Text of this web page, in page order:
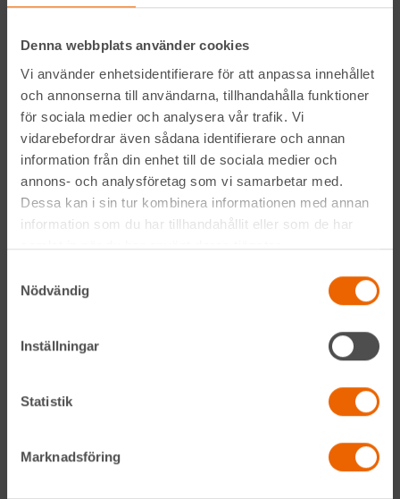
Denna webbplats använder cookies
Vi använder enhetsidentifierare för att anpassa innehållet
och annonserna till användarna, tillhandahålla funktioner
för sociala medier och analysera vår trafik. Vi
vidarebefordrar även sådana identifierare och annan
information från din enhet till de sociala medier och
annons- och analysföretag som vi samarbetar med.
Dessa kan i sin tur kombinera informationen med annan
information som du har tillhandahållit eller som de har
samlat in när du har använt deras tjänster.
Nödvändig
Inställningar
Statistik
Marknadsföring
Instagram
LinkedIn
Navigation
Våra maskiner
Våra depåer
Jobba hos oss
HLLÅ! Vår värld
Om HLL